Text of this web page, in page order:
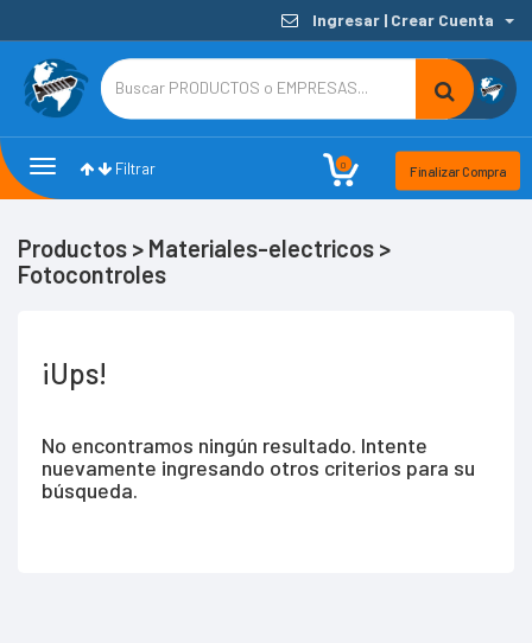
Ingresar | Crear Cuenta
0 Finalizar Compra
ToggleToggleFiltrar
Productos > Materiales-electricos >
Fotocontroles
¡Ups!
No encontramos ningún resultado. Intente
nuevamente ingresando otros criterios para su
búsqueda.